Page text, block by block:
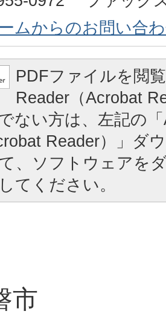
ムからのお問い合
PDFファイルを閲
Reader（Acrobat
ない方は、左記の
Reader）」ダ
、ソフトウェアを
てください。
市